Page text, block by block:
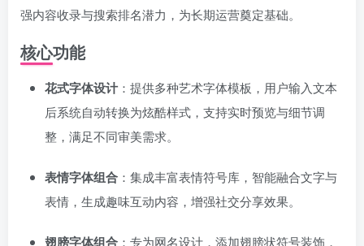
强内容收录与搜索排名潜力，为长期运营奠定基础。
核心功能
花式字体设计：提供多种艺术字体模板，用户输入文本
后系统自动转换为炫酷样式，支持实时预览与细节调
整，满足不同审美需求。
表情字体组合 ：集成丰富表情符号库，智能融合文字与
表情，生成趣味互动内容，增强社交分享效果。
翅膀字体组合 ：专为网名设计，添加翅膀状符号装饰，